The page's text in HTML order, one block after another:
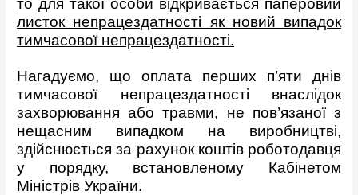
то для такої особи відкривається паперовий
листок непрацездатності як новий випадок
тимчасової непрацездатності.
Нагадуємо, що оплата перших п’яти днів
тимчасової непрацездатності внаслідок
захворювання або травми, не пов’язаної з
нещасним випадком на виробництві,
здійснюється за рахунок коштів роботодавця
у порядку, встановленому Кабінетом
Міністрів України.